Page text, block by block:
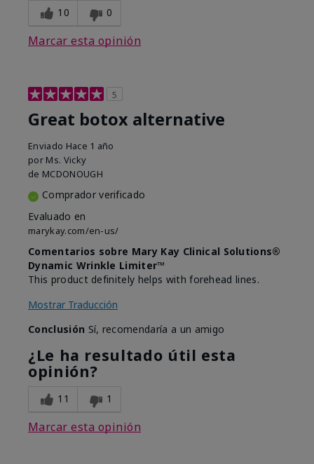
10 0
Marcar esta opinión
5
Great botox alternative
Enviado Hace 1 año
por Ms. Vicky
de MCDONOUGH
Comprador verificado
Evaluado en
marykay.com/en-us/
Comentarios sobre Mary Kay Clinical Solutions®
Dynamic Wrinkle Limiter™
This product definitely helps with forehead lines.
Mostrar Traducción
Conclusión Sí, recomendaría a un amigo
¿Le ha resultado útil esta
opinión?
11 1
Marcar esta opinión